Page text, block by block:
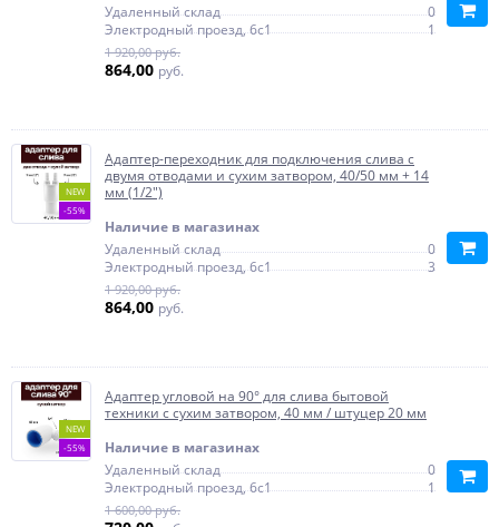
Удаленный склад
0
Электродный проезд, 6с1
1
1 920,00 руб.
864,00 руб.
NEW
-55%
Адаптер-переходник для подключения слива с
двумя отводами и сухим затвором, 40/50 мм + 14
мм (1/2")
Наличие в магазинах
Удаленный склад
0
Электродный проезд, 6с1
3
1 920,00 руб.
864,00 руб.
NEW
-55%
Адаптер угловой на 90° для слива бытовой
техники с сухим затвором, 40 мм / штуцер 20 мм
Наличие в магазинах
Удаленный склад
0
Электродный проезд, 6с1
1
1 600,00 руб.